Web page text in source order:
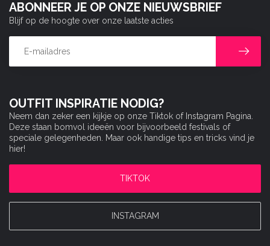
OUTFIT INSPIRATIE NODIG?
Neem dan zeker een kijkje op onze Tiktok of Instagram Pagina.
Deze staan bomvol ideeën voor bijvoorbeeld festivals of
speciale gelegenheden. Maar ook handige tips en tricks vind je
hier!
TIKTOK
INSTAGRAM
ABONNEER JE OP ONZE NIEUWSBRIEF
Blijf op de hoogte over onze laatste acties